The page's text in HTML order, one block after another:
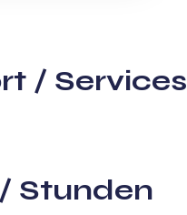
/ Services
Stunden